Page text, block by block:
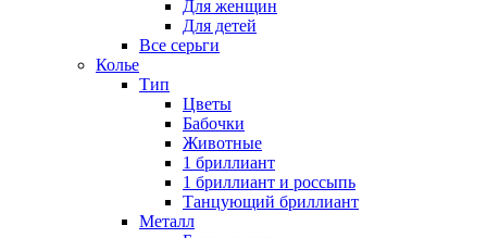
Для женщин
Для детей
Все серьги
Колье
Тип
Цветы
Бабочки
Животные
1 бриллиант
1 бриллиант и россыпь
Танцующий бриллиант
Металл